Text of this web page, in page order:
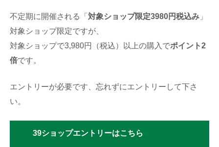
不定期に開催される「 対象ショップ限定3980円税込み 」
対象ショップ限定ですが、
対象ショップで3,980円（税込）以上の購入でポイント2
倍です。
エントリーが必要です、忘れずにエントリーして下さ
い。
39ショップエントリーはこちら